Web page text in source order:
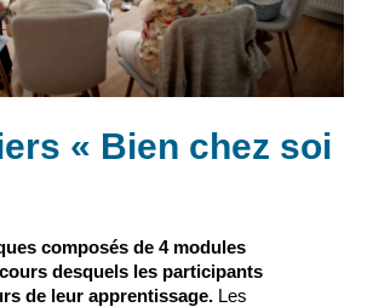
« Bien chez soi
composés de 4 modules
desquels les participants
de leur apprentissage. Les